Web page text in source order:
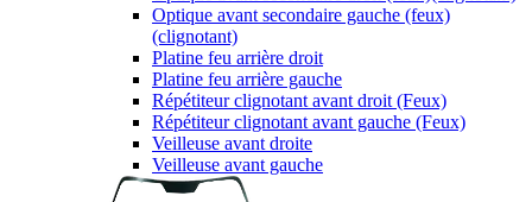
Optique avant secondaire gauche (feux)
(clignotant)
Platine feu arrière droit
Platine feu arrière gauche
Répétiteur clignotant avant droit (Feux)
Répétiteur clignotant avant gauche (Feux)
Veilleuse avant droite
Veilleuse avant gauche